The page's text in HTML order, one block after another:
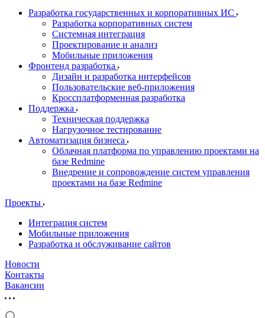
Разработка государственных и корпоративных ИС
Разработка корпоративных систем
Системная интеграция
Проектирование и анализ
Мобильные приложения
Фронтенд разработка
Дизайн и разработка интерфейсов
Пользовательские веб-приложения
Кроссплатформенная разработка
Поддержка
Техническая поддержка
Нагрузочное тестирование
Автоматизация бизнеса
Облачная платформа по управлению проектами на
базе Redmine
Внедрение и сопровождение систем управления
проектами на базе Redmine
Проекты
Интеграция систем
Мобильные приложения
Разработка и обслуживание сайтов
Новости
Контакты
Вакансии